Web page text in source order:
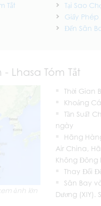
Tắt
Tại Sao
Giấy
Đến Sân
Lhasa Tóm Tắt
ảnh lớn
Thời Gian
Khoảng
Tần Suất
ngày
Hãng
Air China,
Không Đông
Thay Đổi
Sân Bay
Dương (XIY).